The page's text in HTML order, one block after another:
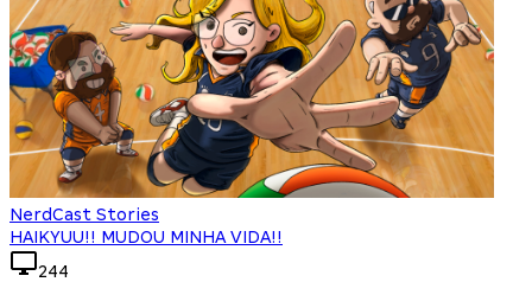
NerdCast Stories
HAIKYUU!! MUDOU MINHA VIDA!!
244